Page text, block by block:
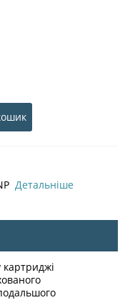
Детальніше